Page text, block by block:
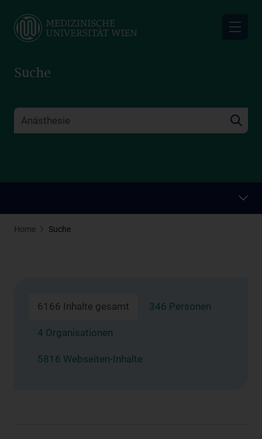
main
Suche
Home Suche
6166 Inhalte gesamt 346 Personen
4 Organisationen
5816 Webseiten-Inhalte